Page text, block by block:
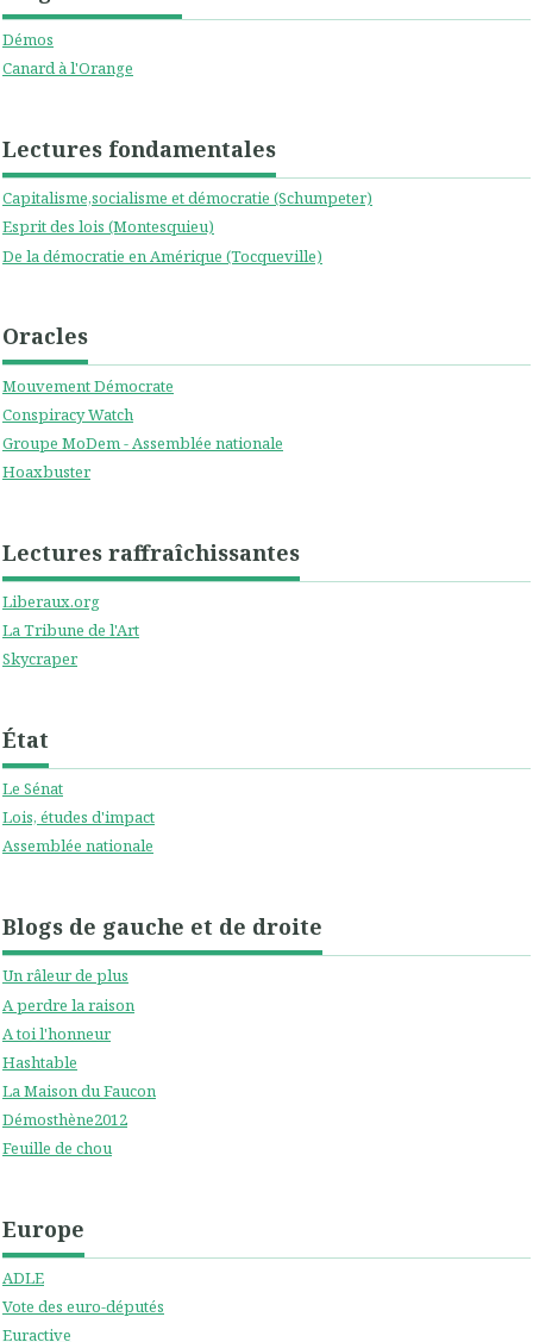
Démos
Canard à l'Orange
Lectures fondamentales
Capitalisme,socialisme et démocratie (Schumpeter)
Esprit des lois (Montesquieu)
De la démocratie en Amérique (Tocqueville)
Oracles
Mouvement Démocrate
Conspiracy Watch
Groupe MoDem - Assemblée nationale
Hoaxbuster
Lectures raffraîchissantes
Liberaux.org
La Tribune de l'Art
Skycraper
État
Le Sénat
Lois, études d'impact
Assemblée nationale
Blogs de gauche et de droite
Un râleur de plus
A perdre la raison
A toi l'honneur
Hashtable
La Maison du Faucon
Démosthène2012
Feuille de chou
Europe
ADLE
Vote des euro-députés
Euractive